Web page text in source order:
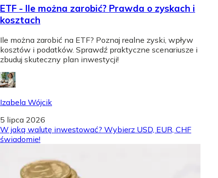
ETF - Ile można zarobić? Prawda o zyskach i
kosztach
Ile można zarobić na ETF? Poznaj realne zyski, wpływ
kosztów i podatków. Sprawdź praktyczne scenariusze i
zbuduj skuteczny plan inwestycji!
Izabela Wójcik
5 lipca 2026
W jaką walutę inwestować? Wybierz USD, EUR, CHF
świadomie!